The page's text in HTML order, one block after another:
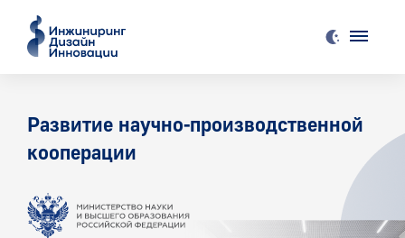
Развитие научно-производственной
кооперации